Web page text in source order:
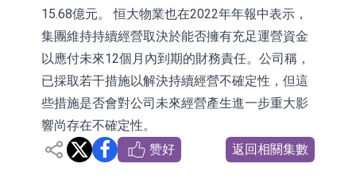
貓(601015.CN)跌8.38%
浙江證監局對財通證券股份有限公司
採取出具警示函措施
山金國際：港股上市工作正常推進中
15.68億元。 恒大物業也在2022年年報中表示，
集團維持持續經營取決於能否擁有充足運營資金
以應付未來12個月內到期的財務責任。公司稱，
已採取若干措施以解決持續經營不確定性，但這
些措施是否會對公司未來經營產生進一步重大影
響尚存在不確定性。
赞好
返回相關集數